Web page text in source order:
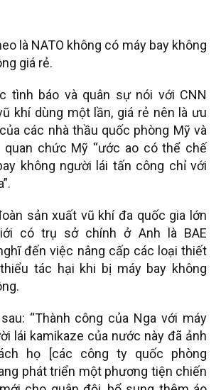
là NATO không có máy bay không
giá rẻ.
tình báo và quân sự nói với CNN
khí dùng một lần, giá rẻ nên là ưu
các nhà thầu quốc phòng Mỹ và
quan chức Mỹ “ước ao có thể chế
không người lái tấn công chỉ với
sản xuất vũ khí đa quốc gia lớn
có trụ sở chính ở Anh là BAE
đến việc nâng cấp các loại thiết
tác hại khi bị máy bay không
“Thành công của Nga với máy
lái kamikaze của nước này đã ảnh
họ [các công ty quốc phòng
phát triển một phương tiện chiến